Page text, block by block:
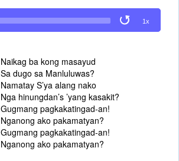
1x
Naikag ba kong masayud
Sa dugo sa Manluluwas?
Namatay S’ya alang nako
Nga hinungdan’s ’yang kasakit?
Gugmang pagkakatingad-an!
Nganong ako pakamatyan?
Gugmang pagkakatingad-an!
Nganong ako pakamatyan?